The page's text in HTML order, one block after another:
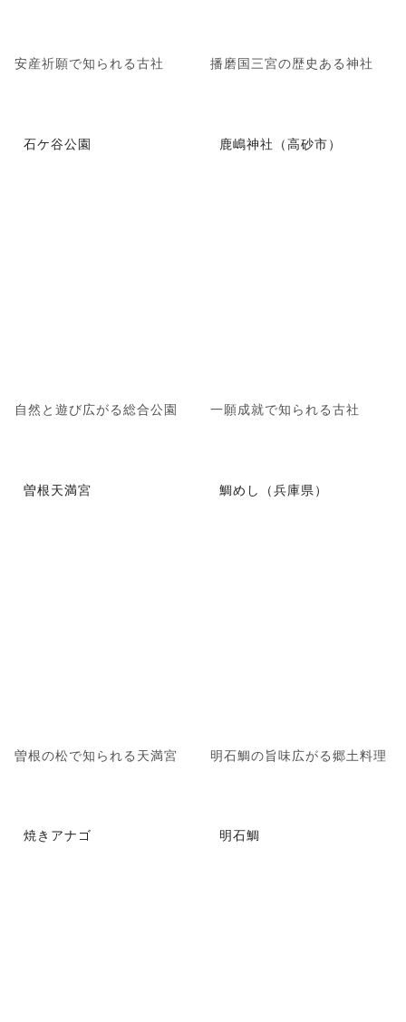
安産祈願で知られる古社 播磨国三宮の歴史ある神社
石ケ谷公園
自然と遊び広がる総合公園
鹿嶋神社（高砂市）
一願成就で知られる古社
曽根天満宮
曽根の松で知られる天満宮
鯛めし（兵庫県）
明石鯛の旨味広がる郷土料理
焼きアナゴ 明石鯛